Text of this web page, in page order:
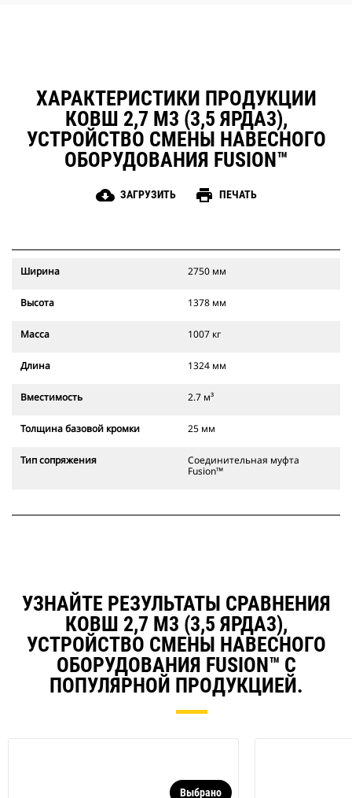
ХАРАКТЕРИСТИКИ ПРОДУКЦИИ
КОВШ 2,7 М3 (3,5 ЯРДА3),
УСТРОЙСТВО СМЕНЫ НАВЕСНОГО
ОБОРУДОВАНИЯ FUSION™
cloud_download ЗАГРУЗИТЬ print ПЕЧАТЬ
Ширина 2750 мм
Высота 1378 мм
Масса 1007 кг
Длина 1324 мм
Вместимость 2.7 м³
Толщина базовой кромки 25 мм
Тип сопряжения
Соединительная муфта
Fusion™
УЗНАЙТЕ РЕЗУЛЬТАТЫ СРАВНЕНИЯ
КОВШ 2,7 М3 (3,5 ЯРДА3),
УСТРОЙСТВО СМЕНЫ НАВЕСНОГО
ОБОРУДОВАНИЯ FUSION™ С
ПОПУЛЯРНОЙ ПРОДУКЦИЕЙ.
Выбрано